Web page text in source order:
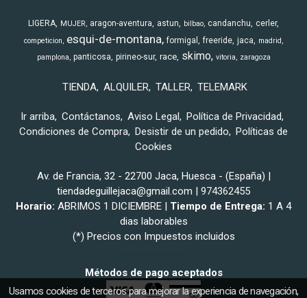
LIGERA MUJER aragon-aventura astun bilbao candanchu cerler
competicion esqui-de-montana formigal freeride jaca
madrid
pamplona panticosa pirineo-sur race skimo vitoria zaragoza
TIENDA ALQUILER TALLER TELEMARK
Ir arriba Contáctanos Aviso Legal
Política de Privacidad
Condiciones de Compra Desistir de un pedido
Políticas de
Cookies
Av. de Francia, 32 - 22700 Jaca, Huesca - (España) |
tiendadeguillejaca@gmail.com | 974362455
Horario: ABRIMOS 1 DICIEMBRE | Tiempo de Entrega: 1 A 4
dias laborables
(*) Precios con Impuestos incluidos
Métodos de pago aceptados
Usamos cookies de terceros para mejorar la experiencia de navegación,